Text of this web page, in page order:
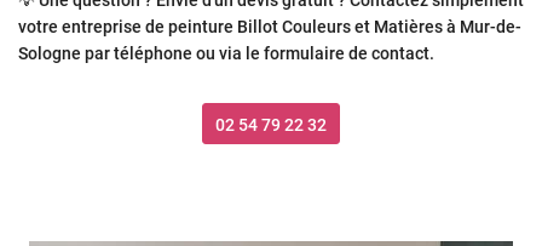
votre entreprise de peinture Billot Couleurs et Matières à Mur-de-
Sologne par téléphone ou via le formulaire de contact.
02 54 79 22 32